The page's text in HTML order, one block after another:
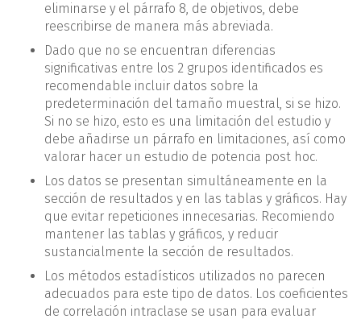
eliminarse y el párrafo 8, de objetivos, debe
reescribirse de manera más abreviada.
Dado que no se encuentran diferencias
significativas entre los 2 grupos identificados es
recomendable incluir datos sobre la
predeterminación del tamaño muestral, si se hizo.
Si no se hizo, esto es una limitación del estudio y
debe añadirse un párrafo en limitaciones, así como
valorar hacer un estudio de potencia post hoc.
Los datos se presentan simultáneamente en la
sección de resultados y en las tablas y gráficos. Hay
que evitar repeticiones innecesarias. Recomiendo
mantener las tablas y gráficos, y reducir
sustancialmente la sección de resultados.
Los métodos estadísticos utilizados no parecen
adecuados para este tipo de datos. Los coeficientes
de correlación intraclase se usan para evaluar